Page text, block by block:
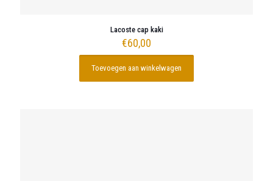
Lacoste cap kaki
€60,00
Toevoegen aan winkelwagen